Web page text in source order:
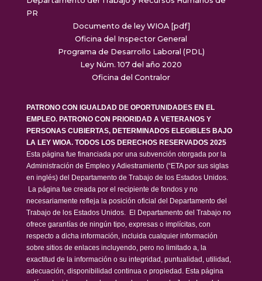
PR
Documento de ley WIOA [pdf]
Oficina del Inspector General
Programa de Desarrollo Laboral (PDL)
Ley Núm. 107 del año 2020
Oficina del Contralor
PATRONO CON IGUALDAD DE OPORTUNIDADES EN EL
EMPLEO. PATRONO CON PRIORIDAD A VETERANOS Y
PERSONAS CUBIERTAS, DETERMINADOS ELEGIBLES BAJO
LA LEY WIOA. TODOS LOS DERECHOS RESERVADOS 2025
Esta página fue financiada por una subvención otorgada por la
Administración de Empleo y Adiestramiento (“ETA por sus siglas
en inglés) del Departamento de Trabajo de los Estados Unidos.
La página fue creada por el recipiente de fondos y no
necesariamente refleja la posición oficial del Departamento del
Trabajo de los Estados Unidos. El Departamento del Trabajo no
ofrece garantías de ningún tipo, expresas o implícitas, con
respecto a dicha información, incluida cualquier información
sobre sitios de enlaces incluyendo, pero no limitado a, la
exactitud de la información o su integridad, puntualidad, utilidad,
adecuación, disponibilidad continua o propiedad. Esta página